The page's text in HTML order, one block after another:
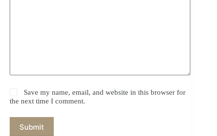
Save my name, email, and website in this browser for
the next time I comment.
Submit